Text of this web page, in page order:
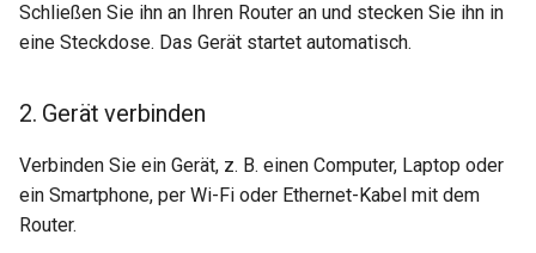
Schließen Sie ihn an Ihren Router an und stecken Sie ihn in
eine Steckdose. Das Gerät startet automatisch.
2. Gerät verbinden
Verbinden Sie ein Gerät, z. B. einen Computer, Laptop oder
ein Smartphone, per Wi-Fi oder Ethernet-Kabel mit dem
Router.